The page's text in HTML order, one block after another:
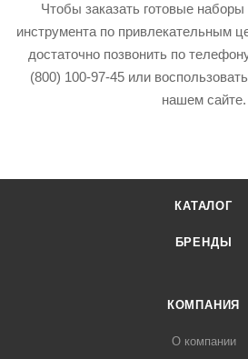
Чтобы заказать готовые
инструмента по привлекательным
достаточно позвонить по
(800) 100-97-45 или
нашем сайте.
КАТАЛОГ
БРЕНДЫ
КОМПАНИЯ
О компании